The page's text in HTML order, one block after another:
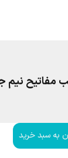
مفاتیح نیم
به سبد خرید